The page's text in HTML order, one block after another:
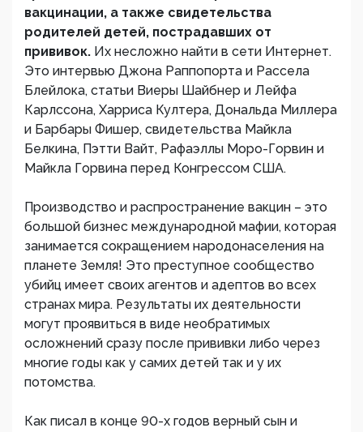
вакцинации, а также свидетельства
родителей детей, пострадавших от
прививок. Их несложно найти в сети Интернет.
Это интервью Джона Раппопорта и Рассела
Блейлока, статьи Виеры Шайбнер и Лейфа
Карлссона, Харриса Култера, Дональда Миллера
и Барбары Фишер, свидетельства Майкла
Белкина, Пэтти Вайт, Рафаэллы Моро-Горвин и
Майкла Горвина перед Конгрессом США.
Производство и распространение вакцин – это
большой бизнес международной мафии, которая
занимается сокращением народонаселения на
планете Земля! Это преступное сообщество
убийц имеет своих агентов и адептов во всех
странах мира. Результаты их деятельности
могут проявиться в виде необратимых
осложнений сразу после прививки либо через
многие годы как у самих детей так и у их
потомства.
Как писал в конце 90-х годов верный сын и